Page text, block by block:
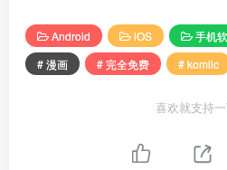
Android iOS
手机
# 漫画
# 完全免费 # komiic
喜欢就支持